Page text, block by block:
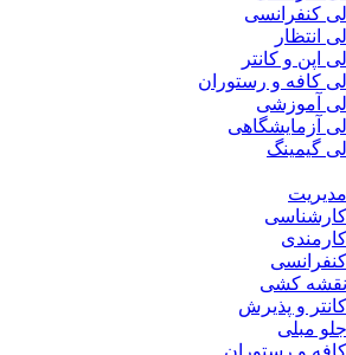
کنفرانسی
انتظار
اپن و کانتر
کافه و رستوران
آموزشی
آزمایشگاهی
گیمینگ
نقشه کشی
و پذیرش
مبلی